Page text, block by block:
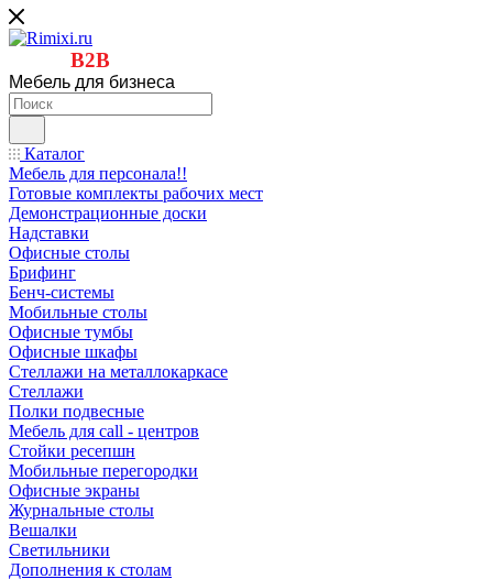
B2B
Мебель для бизнеса
Каталог
Мебель для персонала!!
Готовые комплекты рабочих мест
Демонстрационные доски
Надставки
Офисные столы
Брифинг
Бенч-системы
Мобильные столы
Офисные тумбы
Офисные шкафы
Стеллажи на металлокаркасе
Стеллажи
Полки подвесные
Мебель для call - центров
Стойки ресепшн
Мобильные перегородки
Офисные экраны
Журнальные столы
Вешалки
Светильники
Дополнения к столам